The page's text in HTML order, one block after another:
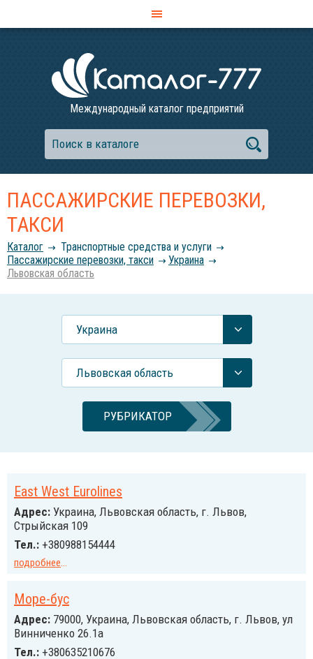
Международный каталог предприятий
ПАССАЖИРСКИЕ ПЕРЕВОЗКИ,
ТАКСИ
Каталог
Транспортные средства и услуги
Пассажирские перевозки, такси
Украина
Львовская область
Украина
Львовская область
РУБРИКАТОР
East West Eurolines
Адрес: Украина, Львовская область, г. Львов,
Стрыйская 109
Тел.: +380988154444
подробнее...
Море-бус
Адрес: 79000, Украина, Львовская область, г. Львов, ул
Винниченко 26.1а
Тел.: +380635210676